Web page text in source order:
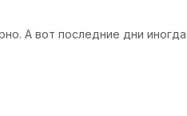
А вот последние дни иногда